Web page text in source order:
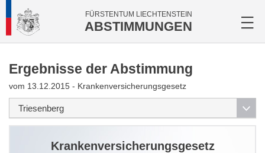
FÜRSTENTUM LIECHTENSTEIN
ABSTIMMUNGEN
Ergebnisse der Abstimmung
vom 13.12.2015 - Krankenversicherungsgesetz
Krankenversicherungsgesetz